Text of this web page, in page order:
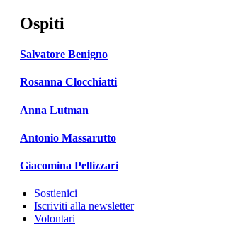
Ospiti
Salvatore Benigno
Rosanna Clocchiatti
Anna Lutman
Antonio Massarutto
Giacomina Pellizzari
Sostienici
Iscriviti alla newsletter
Volontari